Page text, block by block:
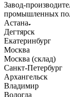
Завод-
промышленных
Астана
Дегтярск
Екатеринбург
Москва
Москва (склад)
Санкт-Петербург
Архангельск
Владимир
Вологда